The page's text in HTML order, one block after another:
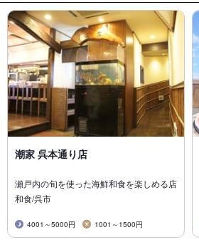
潮家 呉本通り店
瀬戸内の旬を使った海鮮和食を楽しめる店
和食/呉市
4001～5000円 1001～1500円